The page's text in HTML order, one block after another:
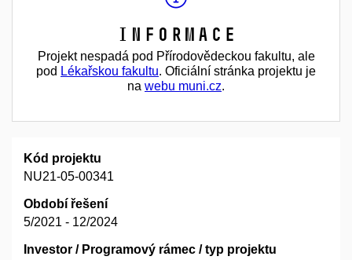
Informace
Projekt nespadá pod Přírodovědeckou fakultu, ale
pod Lékařskou fakultu. Oficiální stránka projektu je
na webu muni.cz.
Kód projektu
NU21-05-00341
Období řešení
5/2021 - 12/2024
Investor / Programový rámec / typ projektu